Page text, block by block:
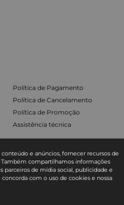
e anúncios, fornecer recursos de
Também compartilhamos informações
parceiros de mídia social, publicidade e
com o uso de cookies e nossa
Política de Pagamento
Política de Cancelamento
Política de Promoção
Assistência técnica
Acessórios de Maquiagem
Mãos e Pés